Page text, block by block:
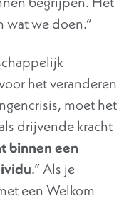
wat we doen.”
het veranderen
moet het
drijvende kracht
binnen een
.” Als je
een Welkom